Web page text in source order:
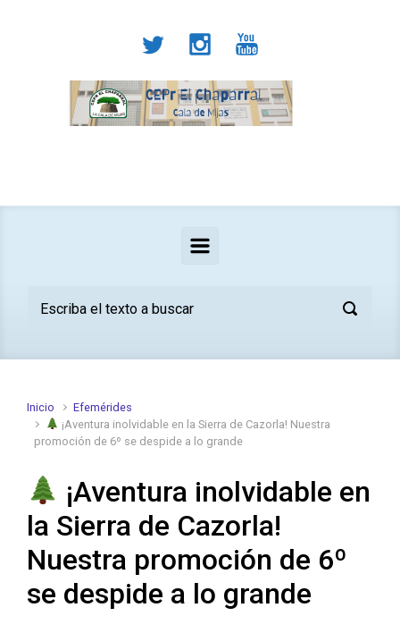
Inicio
Efemérides
¡Aventura inolvidable en la Sierra de Cazorla! Nuestra
promoción de 6º se despide a lo grande
¡Aventura inolvidable en
la Sierra de Cazorla!
Nuestra promoción de 6º
se despide a lo grande